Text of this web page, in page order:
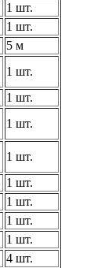
1 шт.
1 шт.
5 м
1 шт.
1 шт.
1 шт.
1 шт.
1 шт.
1 шт.
1 шт.
1 шт.
4 шт.